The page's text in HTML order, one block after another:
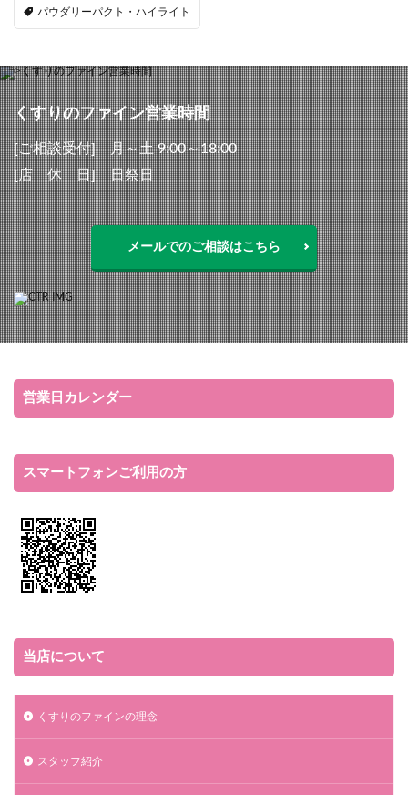
パウダリーパクト・ハイライト
くすりのファイン営業時間
[ご相談受付] 月～土 9:00～18:00
[店 休 日] 日祭日
メールでのご相談はこちら
営業日カレンダー
スマートフォンご利用の方
当店について
くすりのファインの理念
スタッフ紹介